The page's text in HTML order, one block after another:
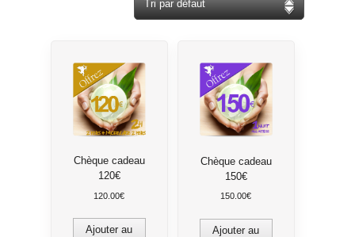
Chèque cadeau
120€
120.00€
Ajouter au
Chèque cadeau
150€
150.00€
Ajouter au